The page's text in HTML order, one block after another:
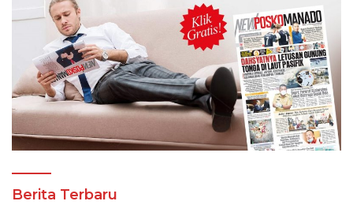
Berita Terbaru